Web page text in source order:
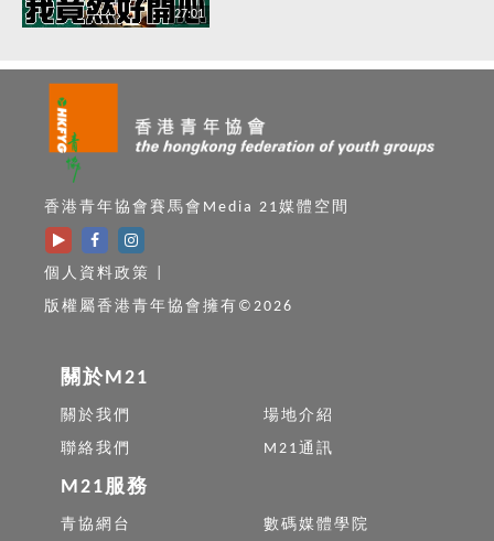
27:01
香港青年協會賽馬會Media 21媒體空間
個人資料政策
版權屬香港青年協會擁有©2026
關於M21
關於我們
場地介紹
聯絡我們
M21通訊
M21服務
青協網台 數碼媒體學院